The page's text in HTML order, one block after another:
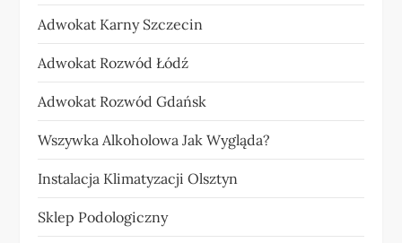
Adwokat Karny Szczecin
Adwokat Rozwód Łódź
Adwokat Rozwód Gdańsk
Wszywka Alkoholowa Jak Wygląda?
Instalacja Klimatyzacji Olsztyn
Sklep Podologiczny